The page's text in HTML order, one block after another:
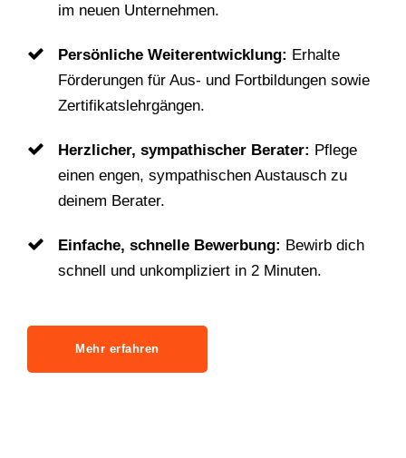
im neuen Unternehmen.
Persönliche Weiterentwicklung: Erhalte
Förderungen für Aus- und Fortbildungen sowie
Zertifikatslehrgängen.
Herzlicher, sympathischer Berater: Pflege
einen engen, sympathischen Austausch zu
deinem Berater.
Einfache, schnelle Bewerbung: Bewirb dich
schnell und unkompliziert in 2 Minuten.
Mehr erfahren